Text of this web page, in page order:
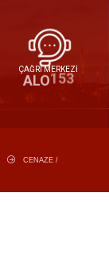
ÇAĞRI MERKEZİ
ALO153
CENAZE /